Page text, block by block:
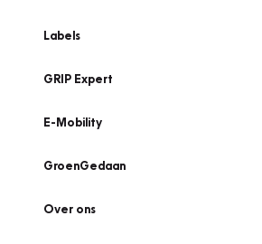
Labels
GRIP Expert
E-Mobility
GroenGedaan
Over ons